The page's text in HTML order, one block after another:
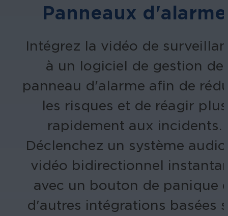
Panneaux d'alarme
Intégrez la vidéo de
à un logiciel de gestion de
panneau d'alarme afin de
les risques et de réagir plus
rapidement aux incidents.
Déclenchez un système
vidéo bidirectionnel
avec un bouton de panique
d'autres intégrations basées